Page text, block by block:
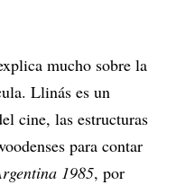
mucho sobre la
Llinás es un
cine, las estructuras
para contar
1985, por